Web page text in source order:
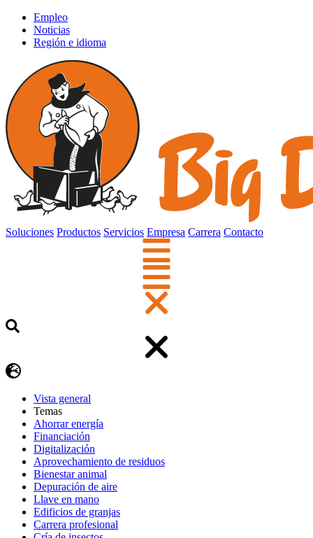
Empleo
Noticias
Región e idioma
Soluciones Productos Servicios Empresa Carrera Contacto
Vista general
Temas
Ahorrar energía
Financiación
Digitalización
Aprovechamiento de residuos
Bienestar animal
Depuración de aire
Llave en mano
Edificios de granjas
Carrera profesional